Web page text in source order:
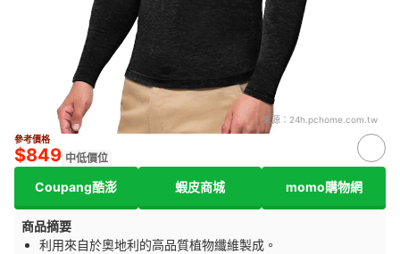
來源： 24h.pchome.com.tw
參考價格
$849 中低價位
Coupang酷澎 蝦皮商城 momo購物網
商品摘要
利用來自於奧地利的高品質植物纖維製成。